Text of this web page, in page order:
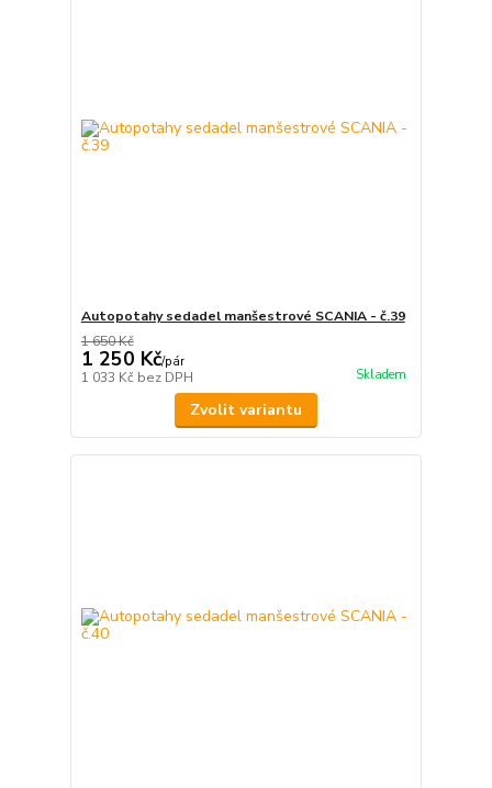
Autopotahy sedadel manšestrové SCANIA - č.39
1 650 Kč
1 250 Kč/pár
1 033 Kč bez DPH Skladem
Zvolit variantu